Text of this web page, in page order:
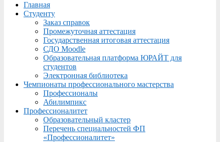
Menu
Главная
Студенту
Заказ справок
Промежуточная аттестация
Государственная итоговая аттестация
СДО Moodle
Образовательная платформа ЮРАЙТ для
студентов
Электронная библиотека
Чемпионаты профессионального мастерства
Профессионалы
Абилимпикс
Профессионалитет
Образовательный кластер
Перечень специальностей ФП
«Профессионалитет»